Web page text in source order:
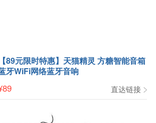
【89元限时特惠】天猫精灵 方糖智能音箱
牙WiFi网络蓝牙音响
89 直达链接